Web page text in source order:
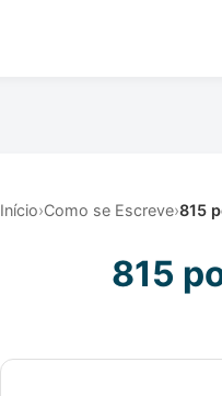
Início›Como se Escreve›815
815